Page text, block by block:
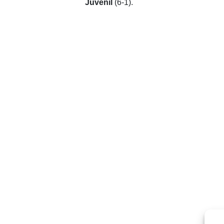
Juvenil (6-1).